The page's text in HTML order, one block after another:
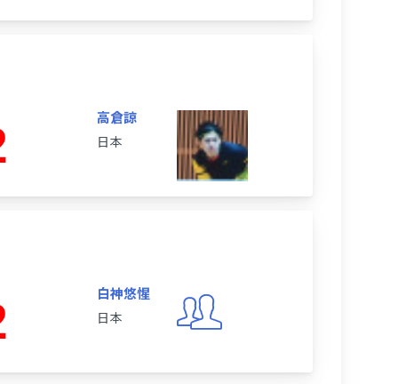
高倉諒
日本
白神悠惺
日本